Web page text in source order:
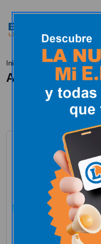
Inicio DIRECTO
All Posts